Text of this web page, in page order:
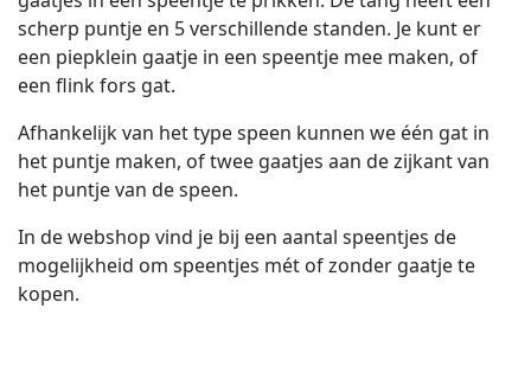
scherp puntje en 5 verschillende standen. Je kunt er
een piepklein gaatje in een speentje mee maken, of
een flink fors gat.
Afhankelijk van het type speen kunnen we één gat in
het puntje maken, of twee gaatjes aan de zijkant van
het puntje van de speen.
In de webshop vind je bij een aantal speentjes de
mogelijkheid om speentjes mét of zonder gaatje te
kopen.